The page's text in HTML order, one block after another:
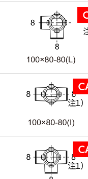
注1
注1